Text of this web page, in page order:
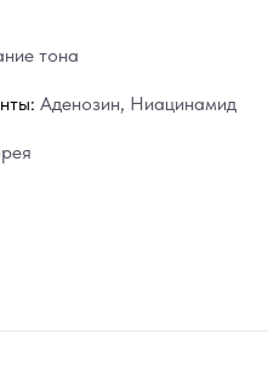
тона
Аденозин, Ниацинамид